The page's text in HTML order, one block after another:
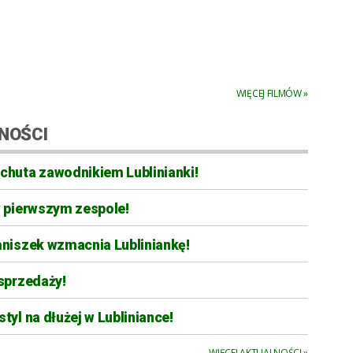
WIĘCEJ FILMÓW »
zawodnikiem Lublinianki!
pierwszym zespole!
wzmacnia Lubliniankę!
na dłużej w Lubliniance!